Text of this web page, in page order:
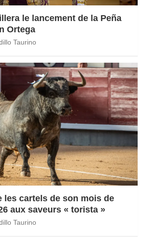
le lancement de la Peña
Ortega
Taurino
les cartels de son mois de
aux saveurs « torista »
Taurino